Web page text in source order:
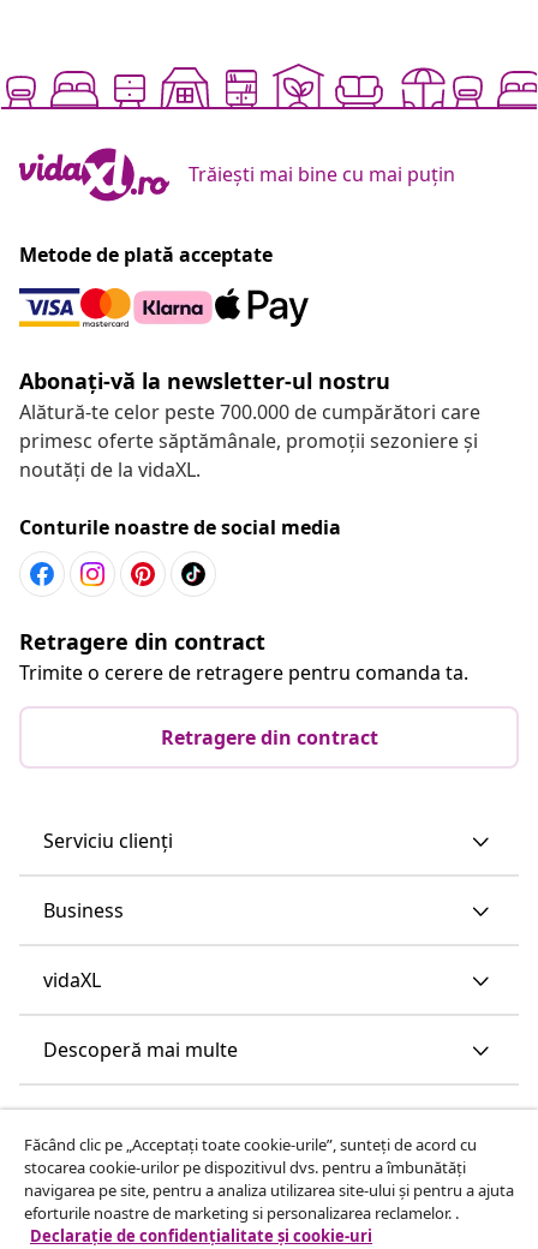
Trăiești mai bine cu mai puțin
Metode de plată acceptate
Abonați-vă la newsletter-ul nostru
Alătură-te celor peste 700.000 de cumpărători care
primesc oferte săptămânale, promoții sezoniere și
noutăți de la vidaXL.
Conturile noastre de social media
Retragere din contract
Trimite o cerere de retragere pentru comanda ta.
Retragere din contract
Serviciu clienți
Business
vidaXL
Descoperă mai multe
Făcând clic pe „Acceptați toate cookie-urile”, sunteți de acord cu
stocarea cookie-urilor pe dispozitivul dvs. pentru a îmbunătăți
navigarea pe site, pentru a analiza utilizarea site-ului și pentru a ajuta
eforturile noastre de marketing si personalizarea reclamelor. .
Declarație de confidențialitate și cookie-uri